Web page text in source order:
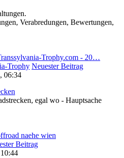
Verabredungen, Bewertungen,
Trophy.com - 20…
Trophy Neuester Beitrag
06:34
egal wo - Hauptsache
naehe wien
Beitrag